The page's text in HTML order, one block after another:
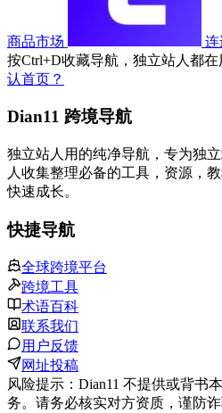
商品市场
连
按Ctrl+D收藏导航，独立站人都在
认首页？
Dian11 跨境导航
独立站人用的纯净导航，专为独
人收集整理必备的工具，资源，
快速成长。
快捷导航
全球跨境平台
跨境工具
术语百科
联系我们
用户反馈
网址投稿
风险提示：Dian11 不提供或背书
务。请务必核实对方资质，谨防诈